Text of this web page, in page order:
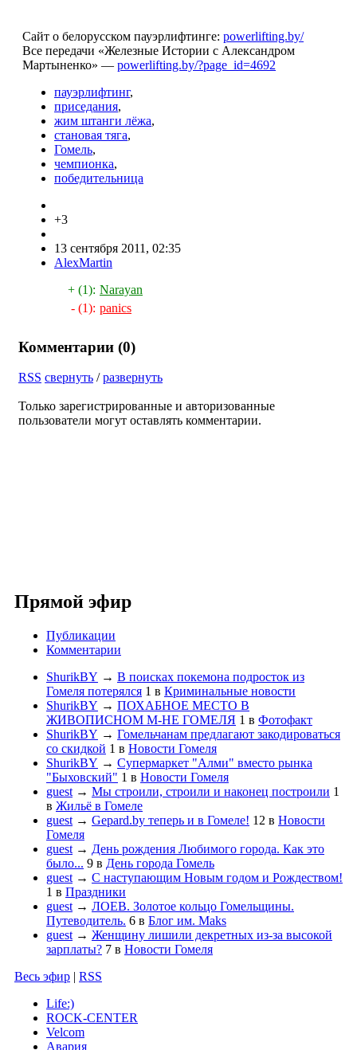
Сайт о белорусском пауэрлифтинге: powerlifting.by/
Все передачи «Железные Истории с Александром
Мартыненко» — powerlifting.by/?page_id=4692
пауэрлифтинг,
приседания,
жим штанги лёжа,
становая тяга,
Гомель,
чемпионка,
победительница
+3
13 сентября 2011, 02:35
AlexMartin
+ (1): Narayan
- (1): panics
Комментарии (0)
RSS свернуть /развернуть
Только зарегистрированные и авторизованные
пользователи могут оставлять комментарии.
Прямой эфир
Публикации
Комментарии
ShurikBY → В поисках покемона подросток из
Гомеля потерялся 1 в Криминальные новости
ShurikBY → ПОХАБНОЕ МЕСТО В
ЖИВОПИСНОМ М-НЕ ГОМЕЛЯ 1 в Фотофакт
ShurikBY → Гомельчанам предлагают закодироваться
со скидкой 1 в Новости Гомеля
ShurikBY → Супермаркет "Алми" вместо рынка
"Быховский" 1 в Новости Гомеля
guest → Мы строили, строили и наконец построили 1
в Жильё в Гомеле
guest → Gepard.by теперь и в Гомеле! 12 в Новости
Гомеля
guest → День рождения Любимого города. Как это
было... 9 в День города Гомель
guest → С наступающим Новым годом и Рождеством!
1 в Праздники
guest → ЛОЕВ. Золотое кольцо Гомельщины.
Путеводитель. 6 в Блог им. Maks
guest → Женщину лишили декретных из-за высокой
зарплаты? 7 в Новости Гомеля
Весь эфир | RSS
Life:)
ROCK-CENTER
Velcom
Авария